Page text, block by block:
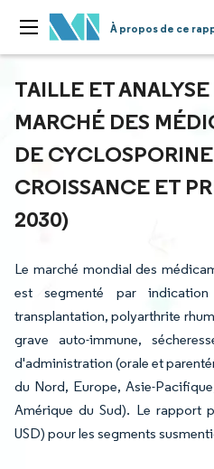
À propos de ce
TAILLE ET
MARCHÉ DES
DE
CROISSANCE ET
2030)
Le marché mondial des
est segmenté par
transplantation, polyarthrite
grave auto-immune,
d'administration (orale et
du Nord, Europe, Asie-
Amérique du Sud). Le rapport
USD) pour les segments